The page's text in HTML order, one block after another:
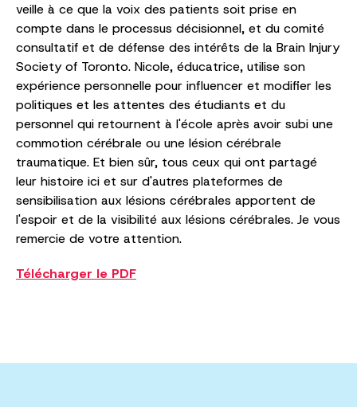
veille à ce que la voix des patients soit prise en
compte dans le processus décisionnel, et du comité
consultatif et de défense des intérêts de la Brain Injury
Society of Toronto. Nicole, éducatrice, utilise son
expérience personnelle pour influencer et modifier les
politiques et les attentes des étudiants et du
personnel qui retournent à l'école après avoir subi une
commotion cérébrale ou une lésion cérébrale
traumatique. Et bien sûr, tous ceux qui ont partagé
leur histoire ici et sur d'autres plateformes de
sensibilisation aux lésions cérébrales apportent de
l'espoir et de la visibilité aux lésions cérébrales. Je vous
remercie de votre attention.
Télécharger le PDF